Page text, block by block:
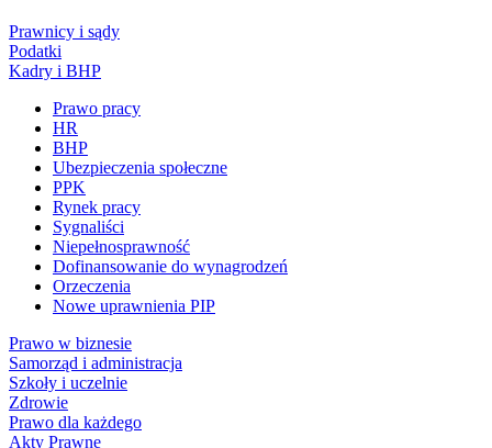
Prawnicy i sądy
Podatki
Kadry i BHP
Prawo pracy
HR
BHP
Ubezpieczenia społeczne
PPK
Rynek pracy
Sygnaliści
Niepełnosprawność
Dofinansowanie do wynagrodzeń
Orzeczenia
Nowe uprawnienia PIP
Prawo w biznesie
Samorząd i administracja
Szkoły i uczelnie
Zdrowie
Prawo dla każdego
Akty Prawne